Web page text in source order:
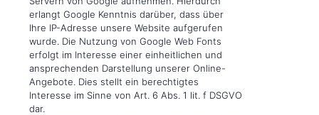
erlangt Google Kenntnis darüber, dass über
Ihre IP-Adresse unsere Website aufgerufen
wurde. Die Nutzung von Google Web Fonts
erfolgt im Interesse einer einheitlichen und
ansprechenden Darstellung unserer Online-
Angebote. Dies stellt ein berechtigtes
Interesse im Sinne von Art. 6 Abs. 1 lit. f DSGVO
dar.